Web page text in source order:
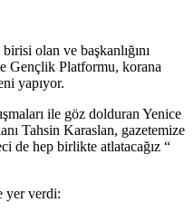
olan ve başkanlığını
Gençlik Platformu, korana
yapıyor.
ile göz dolduran Yenice
Tahsin Karaslan, gazetemize
de hep birlikte atlatacağız “
yer verdi: